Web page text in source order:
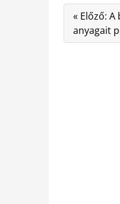
« Előző:
anyagait